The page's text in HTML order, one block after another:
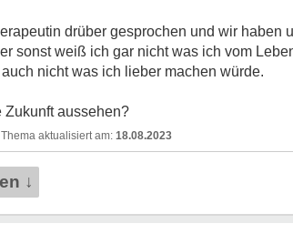
drüber gesprochen und wir
sonst weiß ich gar nicht was ich vom
nicht was ich lieber machen würde.
Zukunft aussehen?
18.08.2023
↓